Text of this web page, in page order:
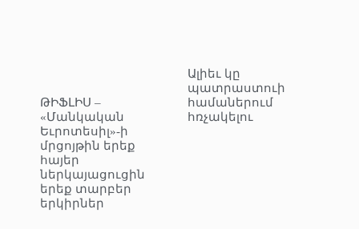
ԹԻՖԼԻՍ –
«Մանկական
Եւրոտեսիլ»-ի
մրցոյթին երեք
հայեր
ներկայացուցին
երեք տարբեր
երկիրներ
Ալիեւ կը
պատրաստուի
համաներում
հռչակելու